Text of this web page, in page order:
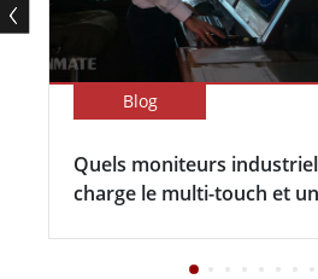
Blog
Quels moniteurs
charge le multi-touch et